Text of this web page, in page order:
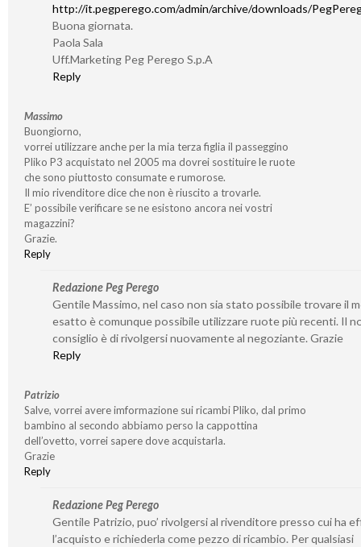
http://it.pegperego.com/admin/archive/downloads/
Buona giornata.
Paola Sala
Uff.Marketing Peg Perego S.p.A
Reply
Massimo
Buongiorno,
vorrei utilizzare anche per la mia terza figlia il passeggino
Pliko P3 acquistato nel 2005 ma dovrei sostituire le ruote
che sono piuttosto consumate e rumorose.
Il mio rivenditore dice che non è riuscito a trovarle.
E’ possibile verificare se ne esistono ancora nei vostri
magazzini?
Grazie.
Reply
Redazione Peg Perego
Gentile Massimo, nel caso non sia stato possibile trovare il
esatto è comunque possibile utilizzare ruote più recenti. Il
consiglio è di rivolgersi nuovamente al negoziante. Grazie
Reply
Patrizio
Salve, vorrei avere imformazione sui ricambi Pliko, dal primo
bambino al secondo abbiamo perso la cappottina
dell’ovetto, vorrei sapere dove acquistarla.
Grazie
Reply
Redazione Peg Perego
Gentile Patrizio, puo’ rivolgersi al rivenditore presso cui ha
l’acquisto e richiederla come pezzo di ricambio. Per qualsiasi